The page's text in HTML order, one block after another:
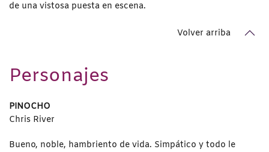
de una vistosa puesta en escena.
Volver arriba
Personajes
PINOCHO
Chris River
Bueno, noble, hambriento de vida. Simpático y todo le